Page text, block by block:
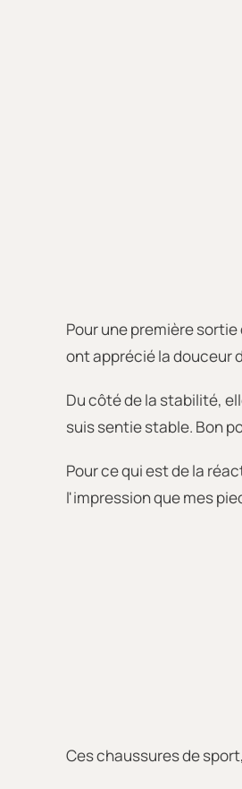
Pour une première
ont apprécié la douceur
Du côté de la stabilité,
suis sentie stable. Bon
Pour ce qui est de la
l'impression que mes
Ces chaussures de